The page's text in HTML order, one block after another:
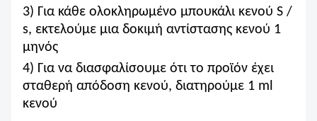
3) Για κάθε ολοκληρωμένο μπουκάλι κενού S /
s, εκτελούμε μια δοκιμή αντίστασης κενού 1
μηνός
4) Για να διασφαλίσουμε ότι το προϊόν έχει
σταθερή απόδοση κενού, διατηρούμε 1 ml
κενού